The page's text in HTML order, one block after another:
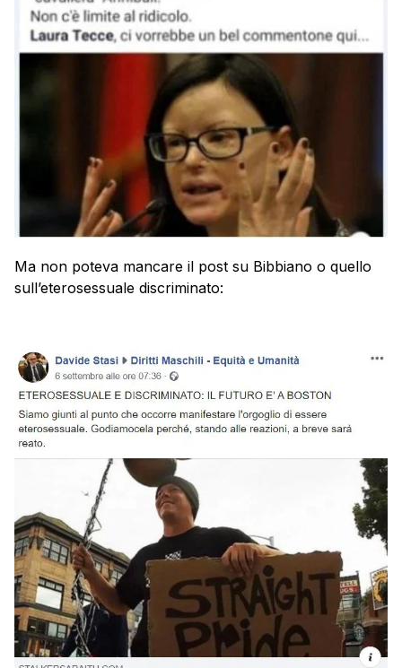
Ma non poteva mancare il post su Bibbiano o quello
sull’eterosessuale discriminato: